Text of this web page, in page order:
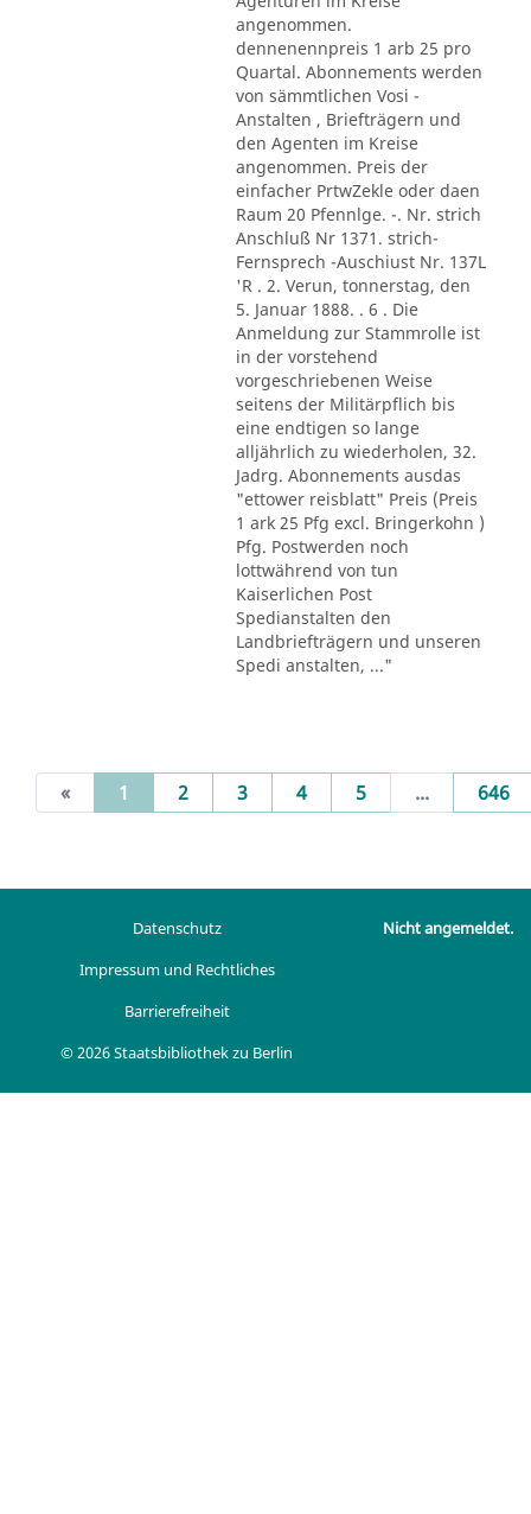
angenommen.
dennenennpreis 1 arb 25 pro
Quartal. Abonnements werden
von sämmtlichen Vosi -
Anstalten , Briefträgern und
den Agenten im Kreise
angenommen. Preis der
einfacher PrtwZekle oder daen
Raum 20 Pfennlge. -. Nr. strich
Anschluß Nr 1371. strich-
Fernsprech -Auschiust Nr. 137L
'R . 2. Verun, tonnerstag, den
5. Januar 1888. . 6 . Die
Anmeldung zur Stammrolle ist
in der vorstehend
vorgeschriebenen Weise
seitens der Militärpflich bis
eine endtigen so lange
alljährlich zu wiederholen, 32.
Jadrg. Abonnements ausdas
"ettower reisblatt" Preis (Preis
1 ark 25 Pfg excl. Bringerkohn )
Pfg. Postwerden noch
lottwährend von tun
Kaiserlichen Post
Spedianstalten den
Landbriefträgern und unseren
Spedi anstalten, ..."
« 1 (current)
2 3 4 5 ... 646
Datenschutz
Impressum und Rechtliches
Barrierefreiheit
© 2026 Staatsbibliothek zu Berlin
Nicht angemeldet.